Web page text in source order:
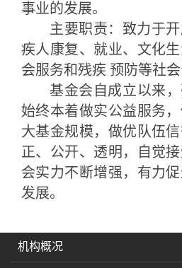
事业的发展。
主要职责：致力于
疾人康复、就业、文化
会服务和残疾 预防等社会
基金会自成立以来
始终本着做实公益服务
大基金规模，做优队伍
正、公开、透明，自觉
会实力不断增强，有力
发展。
机构概况